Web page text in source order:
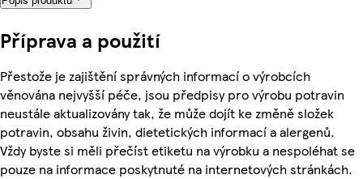
Příprava a použití
Přestože je zajištění správných informací o výrobcích
věnována nejvyšší péče, jsou předpisy pro výrobu potravin
neustále aktualizovány tak, že může dojít ke změně složek
potravin, obsahu živin, dietetických informací a alergenů.
Vždy byste si měli přečíst etiketu na výrobku a nespoléhat se
pouze na informace poskytnuté na internetových stránkách.